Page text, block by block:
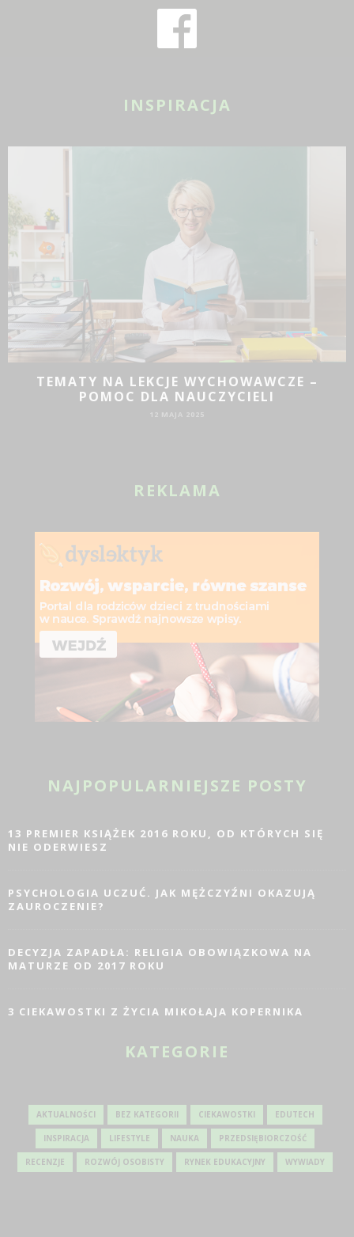
INSPIRACJA
TEMATY NA LEKCJE WYCHOWAWCZE –
POMOC DLA NAUCZYCIELI
12 MAJA 2025
REKLAMA
NAJPOPULARNIEJSZE POSTY
13 PREMIER KSIĄŻEK 2016 ROKU, OD KTÓRYCH SIĘ
NIE ODERWIESZ
PSYCHOLOGIA UCZUĆ. JAK MĘŻCZYŹNI OKAZUJĄ
ZAUROCZENIE?
DECYZJA ZAPADŁA: RELIGIA OBOWIĄZKOWA NA
MATURZE OD 2017 ROKU
3 CIEKAWOSTKI Z ŻYCIA MIKOŁAJA KOPERNIKA
KATEGORIE
AKTUALNOŚCI BEZ KATEGORII CIEKAWOSTKI EDUTECH
INSPIRACJA LIFESTYLE NAUKA PRZEDSIĘBIORCZOŚĆ
RECENZJE ROZWÓJ OSOBISTY RYNEK EDUKACYJNY WYWIADY